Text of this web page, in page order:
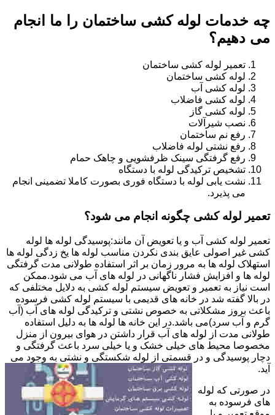
چه خدمات لوله کشی ساختمان را ما انجام
می دهیم؟
تعمیر لوله کشی ساختمان
لوله کشی ساختمان
لوله کشی آب
لوله کشی فاضلاب
لوله کشی گاز
نصب شیرآلات
رفع نم ساختمان
رفع نشتی لوله فاضلاب
رفع گرفتگی سینک ظرفشویی و چاهک حمام
تشخیص ترکیدگی لوله با دستگاه
نشت یابی لوله با دستگاه فوری بصورت کاملا تضمینی انجام
می پذیرد.
تعمیر لوله کشی چگونه انجام می شود؟
تعمیر لوله کشی آب و یا تعویض آن مانند:پوسیدگی لوله ها لوله
کشی غیر اصولی عایق بندی نکردن مناسب لوله ها یخ زدگی لوله ها
استهلاک لوله ها به مرور زمان بر اثر استفاده طولانی مدت گرفتگی
لوله ها و افزایش فشار ناگهانی در لوله های آب می شود.ممکن
است نیاز به تعمیر و تعویض سیستم لوله کشی به دلایل مختلفی که
در بالا گفته شد در خانه های قدیمی با سیستم لوله کشی فرسوده
باعث بروز مشکلاتی به خصوص نشتی و ترکیدگی لوله های آب (آب
گرم و آب سرد)می باشد.در این خانه ها لوله ها به دلیل استفاده
طولانی مدت از لوله های آب قرار داشتن در هوای بیرون از منزل
مخصوصا محیط های خیلی خشک و یا خیلی سرد باعث گرفتگی و
دچار پوسیدگی و در قسمتی از لوله شکستگی و نشتی به وجود می
آید.
در صورتی که لوله
های فرسوده به